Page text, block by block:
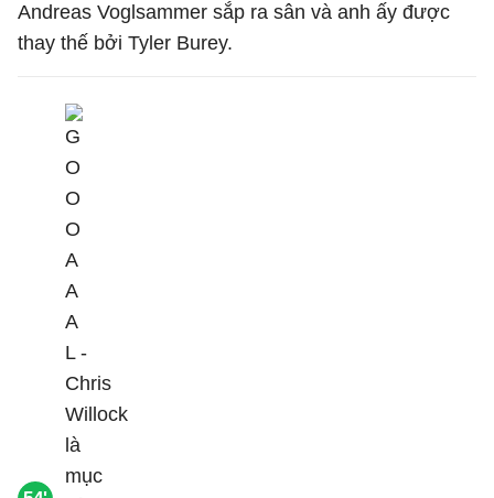
Andreas Voglsammer sắp ra sân và anh ấy được
thay thế bởi Tyler Burey.